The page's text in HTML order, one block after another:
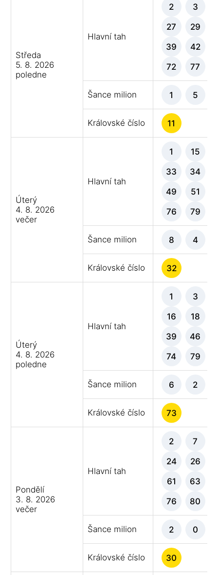
Středa
5. 8. 2026
poledne
Hlavní tah
2 3
27 29
39 42
72 77
Šance milion 1 5
Královské číslo 11
Úterý
4. 8. 2026
večer
Hlavní tah
1 15
33 34
49 51
76 79
Šance milion 8 4
Královské číslo 32
Úterý
4. 8. 2026
poledne
Hlavní tah
1 3
16 18
39 46
74 79
Šance milion 6 2
Královské číslo 73
Pondělí
3. 8. 2026
večer
Hlavní tah
2 7
24 26
61 63
76 80
Šance milion 2 0
Královské číslo 30